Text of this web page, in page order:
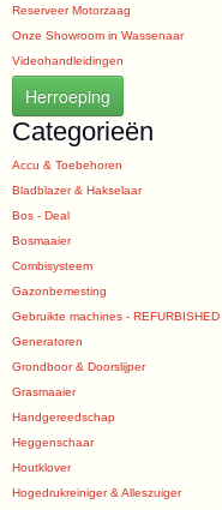
Reserveer Motorzaag
Onze Showroom in Wassenaar
Videohandleidingen
Herroeping
Categorieën
Accu & Toebehoren
Bladblazer & Hakselaar
Bos - Deal
Bosmaaier
Combisysteem
Gazonbemesting
Gebruikte machines - REFURBISHED
Generatoren
Grondboor & Doorslijper
Grasmaaier
Handgereedschap
Heggenschaar
Houtklover
Hogedrukreiniger & Alleszuiger